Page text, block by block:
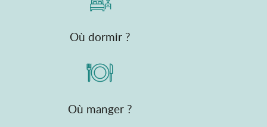
Où dormir ?
Où manger ?